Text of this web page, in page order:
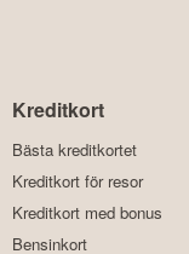
Kreditkort
Bästa kreditkortet
Kreditkort för resor
Kreditkort med bonus
Bensinkort